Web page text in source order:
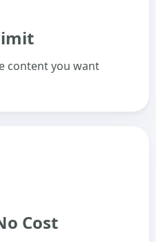
content you want
Cost